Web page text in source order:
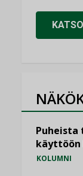
Puheista
käyttöön
KOLUMNI